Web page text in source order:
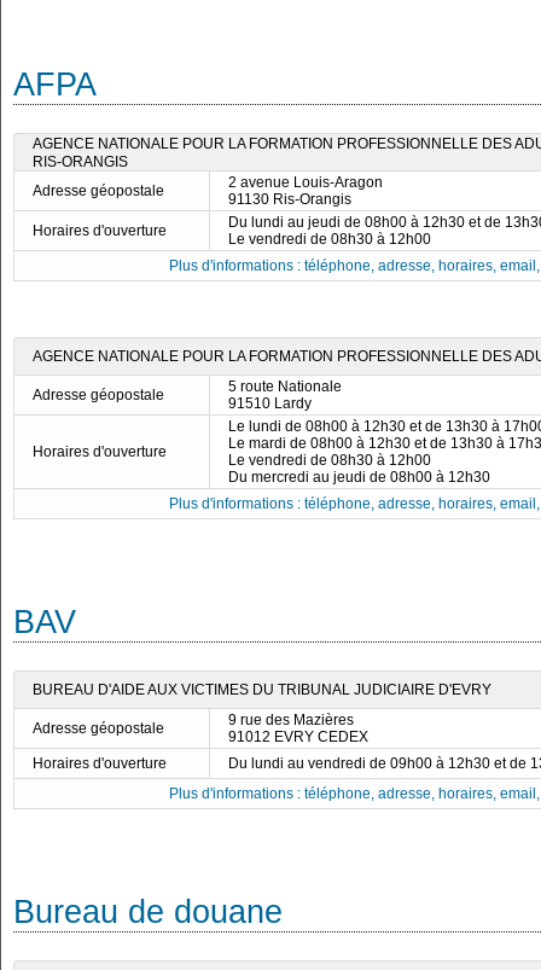
AFPA
AGENCE NATIONALE POUR LA FORMATION PROFESSIONNELLE DES
RIS-ORANGIS
Adresse géopostale
2 avenue Louis-Aragon
91130 Ris-Orangis
Horaires d'ouverture
Du lundi au jeudi de 08h00 à 12h30 et de
Le vendredi de 08h30 à 12h00
Plus d'informations : téléphone, adresse, horaires,
AGENCE NATIONALE POUR LA FORMATION PROFESSIONNELLE DES
Adresse géopostale
5 route Nationale
91510 Lardy
Horaires d'ouverture
Le lundi de 08h00 à 12h30 et de 13h30 à
Le mardi de 08h00 à 12h30 et de 13h30 à
Le vendredi de 08h30 à 12h00
Du mercredi au jeudi de 08h00 à 12h30
Plus d'informations : téléphone, adresse, horaires,
BAV
BUREAU D'AIDE AUX VICTIMES DU TRIBUNAL JUDICIAIRE D'EVRY
Adresse géopostale
9 rue des Mazières
91012 EVRY CEDEX
Horaires d'ouverture
Du lundi au vendredi de 09h00 à 12h30 et de
Plus d'informations : téléphone, adresse, horaires,
Bureau de douane